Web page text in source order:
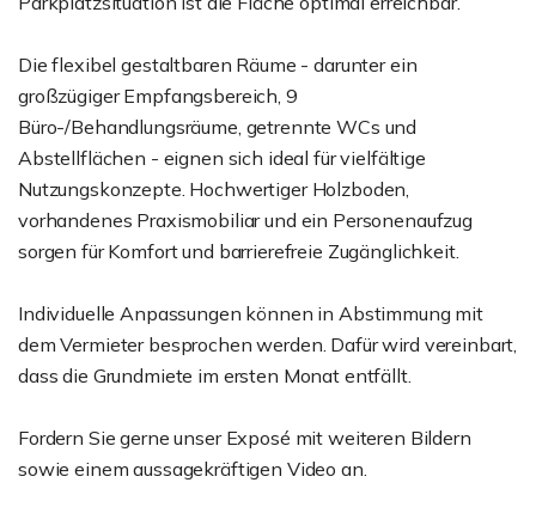
Die flexibel gestaltbaren Räume - darunter ein
großzügiger Empfangsbereich, 9
Büro-/Behandlungsräume, getrennte WCs und
Abstellflächen - eignen sich ideal für vielfältige
Nutzungskonzepte. Hochwertiger Holzboden,
vorhandenes Praxismobiliar und ein Personenaufzug
sorgen für Komfort und barrierefreie Zugänglichkeit.
Individuelle Anpassungen können in Abstimmung mit
dem Vermieter besprochen werden. Dafür wird vereinbart,
dass die Grundmiete im ersten Monat entfällt.
Fordern Sie gerne unser Exposé mit weiteren Bildern
sowie einem aussagekräftigen Video an.